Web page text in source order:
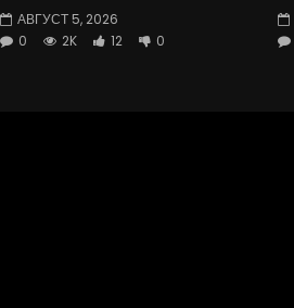
АВГУСТ 5, 2026
0
2K 12 0